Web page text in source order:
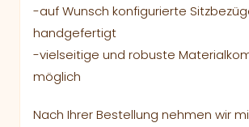
-auf Wunsch konfigurierte
handgefertigt
-vielseitige und robuste
möglich
Nach Ihrer Bestellung nehmen wir